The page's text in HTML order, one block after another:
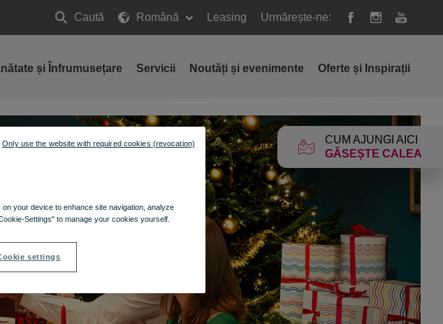
Caută
Caută
Română Leasing Urmărește-ne:
CUM AJUNGI AICI
GĂSEȘTE CALEA
și Înfrumusețare Servicii Noutăți și evenimente Oferte și Inspirații
your device to enhance site navigation, analyze
Settings" to manage your cookies yourself.
settings
Only use the website with required cookies (revocation)